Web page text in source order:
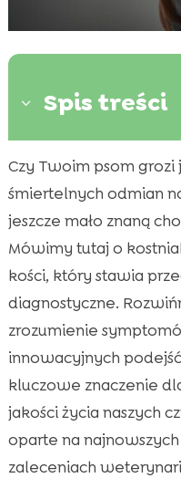
3 Spis treści
 Co to jest
 Objawy i
 Przyczyny i
 Diagnostyka
 Opcje leczenia
 Dieta i żywienie
 Specjalistyczne
 Suplementy i
 Przysmaki dla
 Produkty
 Jak wspierać psa
Czy Twoim psom grozi
śmiertelnych odmian
jeszcze mało znaną
Mówimy tutaj o
kości, który stawia
diagnostyczne.
zrozumienie
innowacyjnych
kluczowe znaczenie
jakości życia naszych
oparte na
zaleceniach